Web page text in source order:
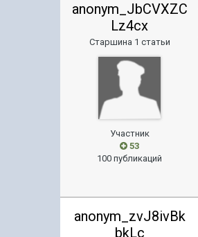
anonym_JbCVXZC
Lz4cx
Старшина 1 статьи
Участник
53
100 публикаций
anonym_zvJ8ivBk
bkLc